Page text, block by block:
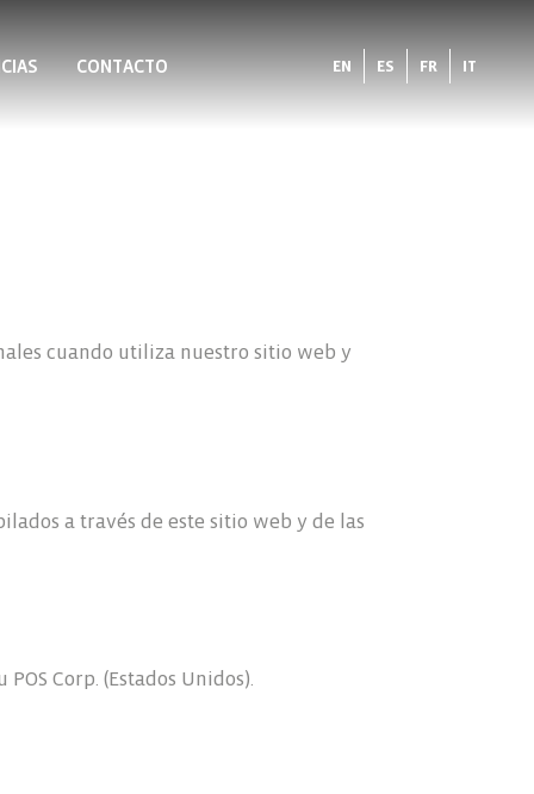
CONTACTO EN ES FR IT
cuando utiliza nuestro sitio web y
a través de este sitio web y de las
Corp. (Estados Unidos).